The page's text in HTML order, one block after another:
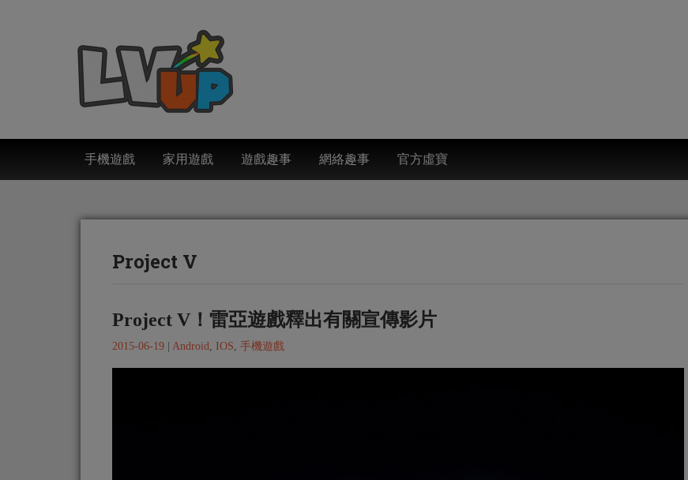
手機遊戲 家用遊戲 遊戲趣事 網絡趣事 官方虛寶
Project V
Project V！雷亞遊戲釋出有關宣傳影片
2015-06-19 Android, IOS, 手機遊戲